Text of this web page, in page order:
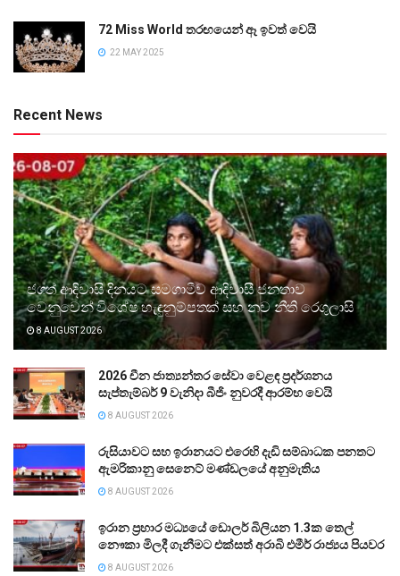
72 Miss World තරඟයෙන් ඈ ඉවත් වෙයි
22 MAY 2025
Recent News
ජගත් ආදිවාසි දිනයට සමගාමීව ආදිවාසී ජනතාව
වෙනුවෙන් විශේෂ හැඳුනුම්පතක් සහ නව නීති රෙගුලාසි
8 AUGUST 2026
2026 චීන ජාත්‍යන්තර සේවා වෙළඳ ප්‍රදර්ශනය
සැප්තැම්බර් 9 වැනිදා බීජිං නුවරදී ආරම්භ වෙයි
8 AUGUST 2026
රුසියාවට සහ ඉරානයට එරෙහි දැඩි සම්බාධක පනතට
ඇමරිකානු සෙනෙට් මණ්ඩලයේ අනුමැතිය
8 AUGUST 2026
ඉරාන ප්‍රහාර මධ්‍යයේ ඩොලර් බිලියන 1.3ක තෙල්
නෞකා මිලදී ගැනීමට එක්සත් අරාබි එමීර් රාජ්‍යය පියවර
8 AUGUST 2026